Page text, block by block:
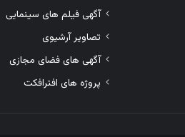
آگهی فیلم های سینمایی
تصاویر آرشیوی
آگهی های فضای مجازی
پروژه های افترافکت